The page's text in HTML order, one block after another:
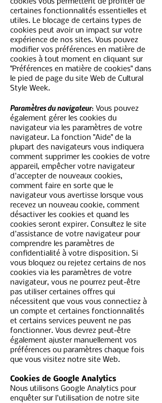
certaines fonctionnalités essentielles et
utiles. Le blocage de certains types de
cookies peut avoir un impact sur votre
expérience de nos sites. Vous pouvez
modifier vos préférences en matière de
cookies à tout moment en cliquant sur
"Préférences en matière de cookies" dans
le pied de page du site Web de Cultural
Style Week.
Paramètres du navigateur: Vous pouvez
également gérer les cookies du
navigateur via les paramètres de votre
navigateur. La fonction "Aide" de la
plupart des navigateurs vous indiquera
comment supprimer les cookies de votre
appareil, empêcher votre navigateur
d'accepter de nouveaux cookies,
comment faire en sorte que le
navigateur vous avertisse lorsque vous
recevez un nouveau cookie, comment
désactiver les cookies et quand les
cookies seront expirer. Consultez le site
d'assistance de votre navigateur pour
comprendre les paramètres de
confidentialité à votre disposition. Si
vous bloquez ou rejetez certains de nos
cookies via les paramètres de votre
navigateur, vous ne pourrez peut-être
pas utiliser certaines offres qui
nécessitent que vous vous connectiez à
un compte et certaines fonctionnalités
et certains services peuvent ne pas
fonctionner. Vous devrez peut-être
également ajuster manuellement vos
préférences ou paramètres chaque fois
que vous visitez notre site Web.
Cookies de Google Analytics
Nous utilisons Google Analytics pour
enquêter sur l'utilisation de notre site